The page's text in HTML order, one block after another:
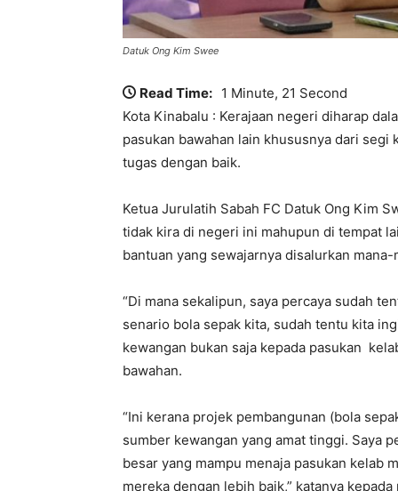
Datuk Ong Kim Swee
Read Time: 1 Minute, 21 Second
Kota Kinabalu : Kerajaan negeri diharap
pasukan bawahan lain khususnya dari segi
tugas dengan baik.
Ketua Jurulatih Sabah FC Datuk Ong Kim
tidak kira di negeri ini mahupun di tempat
bantuan yang sewajarnya disalurkan mana-
“Di mana sekalipun, saya percaya sudah
senario bola sepak kita, sudah tentu kita
kewangan bukan saja kepada pasukan
bawahan.
“Ini kerana projek pembangunan (bola
sumber kewangan yang amat tinggi. Saya
besar yang mampu menaja pasukan kelab
mereka dengan lebih baik,” katanya